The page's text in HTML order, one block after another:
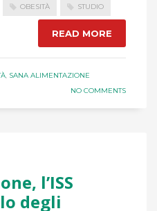
OBESITÀ STUDIO
READ MORE
, SANA ALIMENTAZIONE
NO COMMENTS
l’ISS
degli